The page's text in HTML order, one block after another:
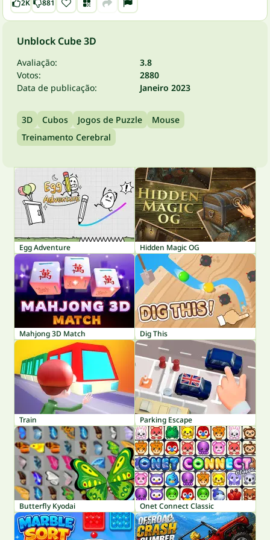
2K 881
Unblock Cube 3D
Avaliação:
3.8
Votos:
2880
Data de publicação:
Janeiro 2023
3D Cubos Jogos de Puzzle
Mouse
Treinamento Cerebral
Egg Adventure Hidden Magic OG
Mahjong 3D Match Dig This
Train Parking Escape
Butterfly Kyodai Onet Connect Classic